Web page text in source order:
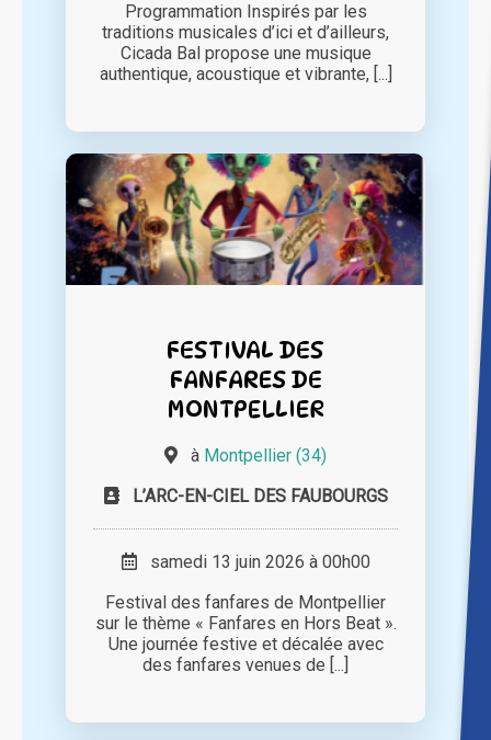
Programmation Inspirés par les
traditions musicales d’ici et d’ailleurs,
Cicada Bal propose une musique
authentique, acoustique et vibrante, [...]
FESTIVAL DES
FANFARES DE
MONTPELLIER
à Montpellier (34)
L’ARC-EN-CIEL DES FAUBOURGS
samedi 13 juin 2026 à 00h00
Festival des fanfares de Montpellier
sur le thème « Fanfares en Hors Beat ».
Une journée festive et décalée avec
des fanfares venues de [...]